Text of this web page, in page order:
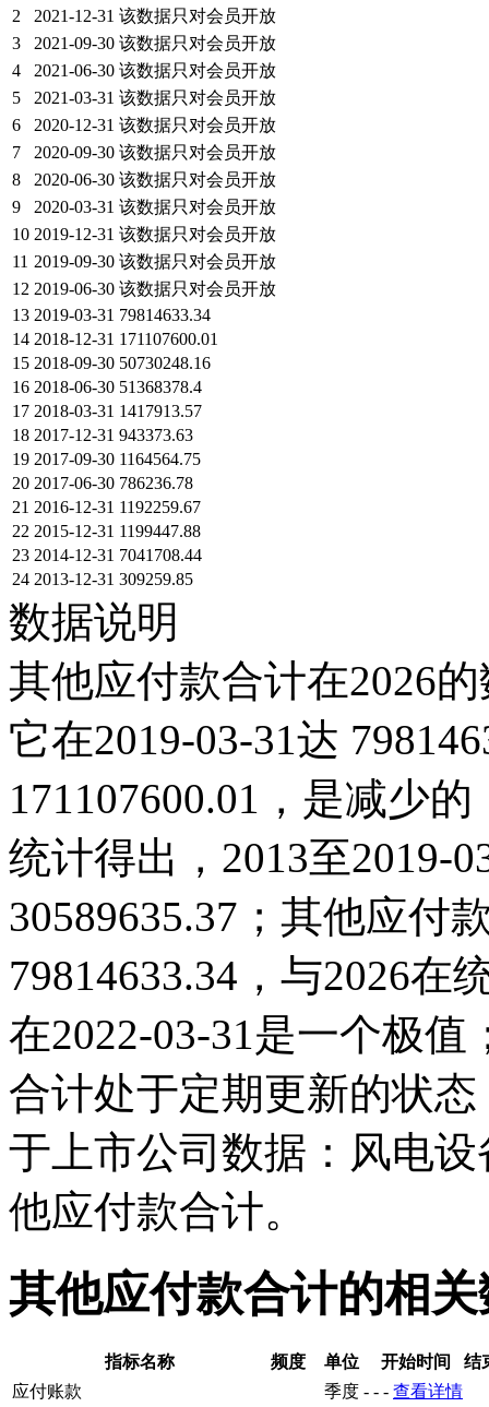
2
2021-12-31 该数据只对会员开放
3
2021-09-30 该数据只对会员开放
4
2021-06-30 该数据只对会员开放
5
2021-03-31 该数据只对会员开放
6
2020-12-31 该数据只对会员开放
7
2020-09-30 该数据只对会员开放
8
2020-06-30 该数据只对会员开放
9
2020-03-31 该数据只对会员开放
10 2019-12-31 该数据只对会员开放
11 2019-09-30 该数据只对会员开放
12 2019-06-30 该数据只对会员开放
13 2019-03-31 79814633.34
14 2018-12-31 171107600.01
15 2018-09-30 50730248.16
16 2018-06-30 51368378.4
17 2018-03-31 1417913.57
18 2017-12-31 943373.63
19 2017-09-30 1164564.75
20 2017-06-30 786236.78
21 2016-12-31 1192259.67
22 2015-12-31 1199447.88
23 2014-12-31 7041708.44
24 2013-12-31 309259.85
数据说明
其他应付款合计在2026
它在2019-03-31达
171107600.01，是减少
统计得出，2013至2019-
30589635.37；其他应付
79814633.34，与2026
在2022-03-31是一个极
合计处于定期更新的状
于上市公司数据：风电
他应付款合计。
其他应付款合计的相
指标名称 频度 单位 开始时间
结
应付账款
季度 - - - 查看详情